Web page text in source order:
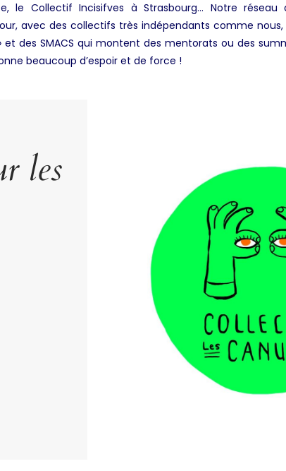
le Collectif Incisifves à Strasbourg… Notre réseau
avec des collectifs très indépendants comme nous,
et des SMACS qui montent des mentorats ou des
beaucoup d’espoir et de force !
les